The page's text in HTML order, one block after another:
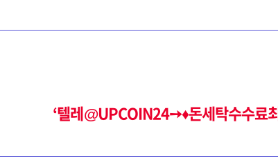
‘텔레@UPCOIN24➙♦돈세탁수수료